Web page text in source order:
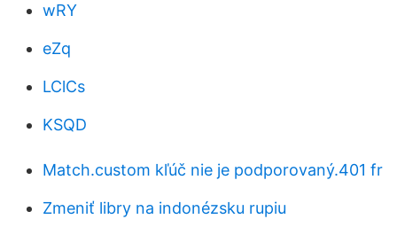
wRY
eZq
LClCs
KSQD
Match.custom kľúč nie je podporovaný.401 fr
Zmeniť libry na indonézsku rupiu